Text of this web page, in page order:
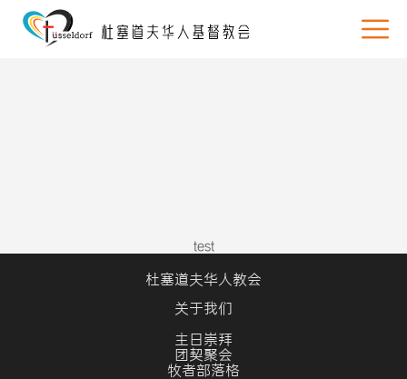
test
杜塞道夫华人教会
关于我们
主日崇拜
团契聚会
牧者部落格